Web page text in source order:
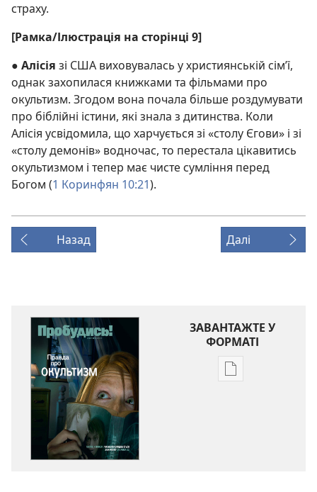
страху.
[Рамка/Ілюстрація на сторінці 9]
● Алісія зі США виховувалась у християнській сім’ї,
однак захопилася книжками та фільмами про
окультизм. Згодом вона почала більше роздумувати
про біблійні істини, які знала з дитинства. Коли
Алісія усвідомила, що харчується зі «столу Єгови» і зі
«столу демонів» водночас, то перестала цікавитись
окультизмом і тепер має чисте сумління перед
Богом (1 Коринфян 10:21).
Назад Далі
ЗАВАНТАЖТЕ У
ФОРМАТІ
Параметри